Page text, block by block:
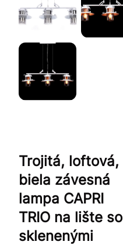
Trojitá, loftová,
biela závesná
lampa CAPRI
TRIO na lište so
sklenenými